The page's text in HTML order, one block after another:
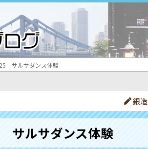
サルサダンス体験
銀造
サルサダンス体験